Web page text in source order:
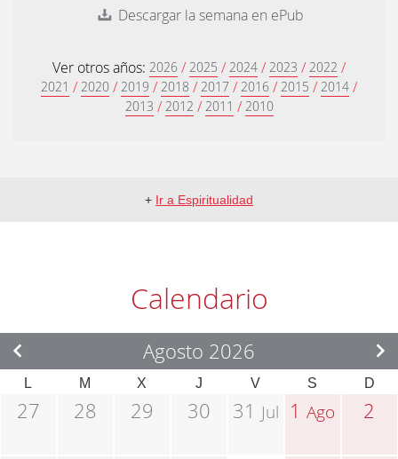
Descargar la semana en ePub
Ver otros años: 2026 / 2025 / 2024 / 2023 / 2022 /
2021 / 2020 / 2019 / 2018 / 2017 / 2016 / 2015 / 2014 /
2013 / 2012 / 2011 / 2010
+ Ir a Espiritualidad
Calendario
Agosto 2026
L M X J V S D
27 28 29 30 31 Jul 1Ago 2